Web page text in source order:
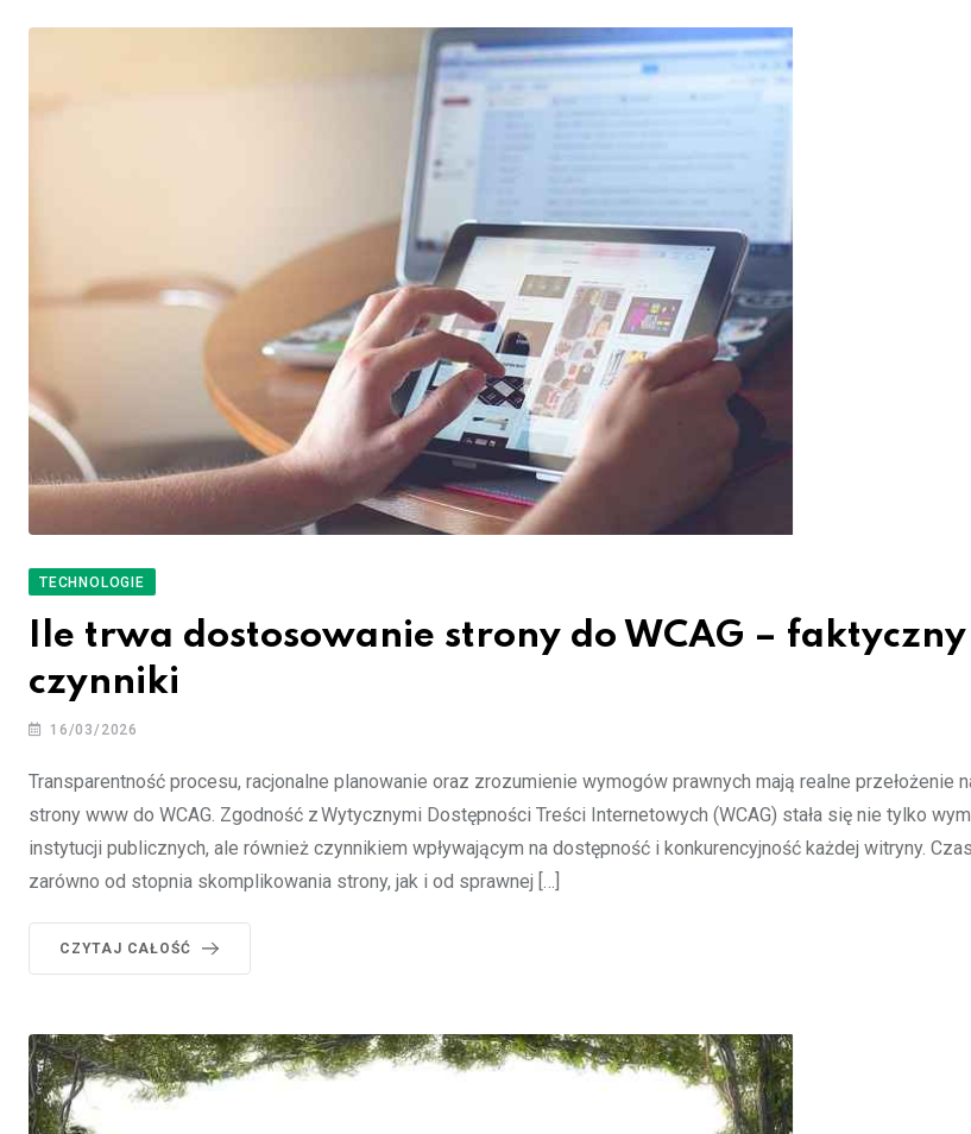
TECHNOLOGIE
Ile trwa dostosowanie strony do WCAG – faktyczny
czynniki
16/03/2026
Transparentność procesu, racjonalne planowanie oraz zrozumienie wymogów prawnych mają realne przełożenie
strony www do WCAG. Zgodność z Wytycznymi Dostępności Treści Internetowych (WCAG) stała się nie tylko
instytucji publicznych, ale również czynnikiem wpływającym na dostępność i konkurencyjność każdej witryny.
zarówno od stopnia skomplikowania strony, jak i od sprawnej […]
CZYTAJ CAŁOŚĆ